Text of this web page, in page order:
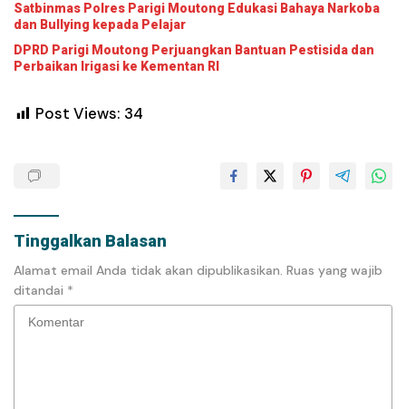
Satbinmas Polres Parigi Moutong Edukasi Bahaya Narkoba
dan Bullying kepada Pelajar
DPRD Parigi Moutong Perjuangkan Bantuan Pestisida dan
Perbaikan Irigasi ke Kementan RI
Post Views: 34
Tinggalkan Balasan
Alamat email Anda tidak akan dipublikasikan. Ruas yang wajib
ditandai *